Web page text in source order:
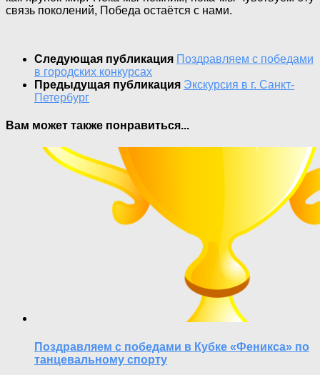
связь поколений, Победа остаётся с нами.
Следующая публикация Поздравляем с победами
в городских конкурсах
Предыдущая публикация Экскурсия в г. Санкт-
Петербург
Вам может также понравиться...
Поздравляем с победами в Кубке «Феникса» по
танцевальному спорту